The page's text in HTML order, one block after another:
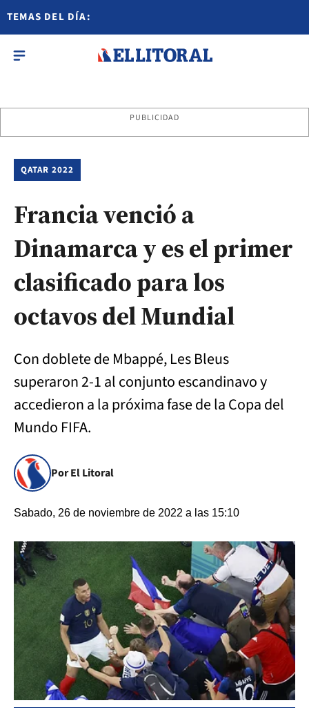
TEMAS DEL DÍA:
PUBLICIDAD
QATAR 2022
Francia venció a
Dinamarca y es el primer
clasificado para los
octavos del Mundial
Con doblete de Mbappé, Les Bleus
superaron 2-1 al conjunto escandinavo y
accedieron a la próxima fase de la Copa del
Mundo FIFA.
Por El Litoral
Sabado, 26 de noviembre de 2022 a las 15:10